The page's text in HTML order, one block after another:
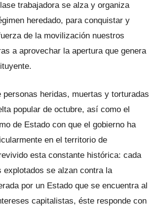
trabajadora se alza y organiza
heredado, para conquistar y
de la movilización nuestros
a aprovechar la apertura que genera
personas heridas, muertas y torturadas
popular de octubre, así como el
de Estado con que el gobierno ha
en el territorio de
esta constante histórica: cada
explotados se alzan contra la
por un Estado que se encuentra al
capitalistas, éste responde con